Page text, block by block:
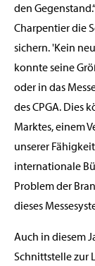
den
Charpentier die
sichern. 'Kein
konnte seine
oder in das
des CPGA. Dies
Marktes, einem
unserer
internationale
Problem der
dieses
Auch in diesem
Schnittstelle zur